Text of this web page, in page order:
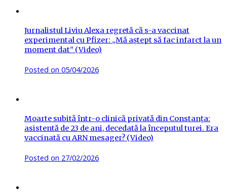
Jurnalistul Liviu Alexa regretă că s-a vaccinat
experimental cu Pfizer: „Mă aștept să fac infarct la un
moment dat” (Video)
Posted on 05/04/2026
Moarte subită într-o clinică privată din Constanța:
asistentă de 23 de ani, decedată la începutul turei. Era
vaccinată cu ARN mesager? (Video)
Posted on 27/02/2026